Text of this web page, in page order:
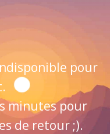
pour
minutes pour
de retour ;).